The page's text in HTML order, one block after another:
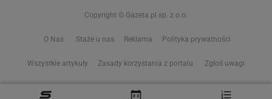
Copyright © Gazeta.pl sp. z o.o.
O Nas Staże u nas Reklama Polityka prywatności
Wszystkie artykuły Zasady korzystania z portalu Zgłoś uwagi